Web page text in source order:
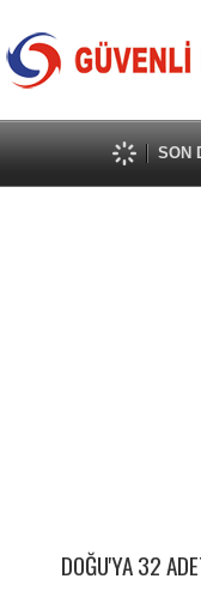
SON
DOĞU'YA 32